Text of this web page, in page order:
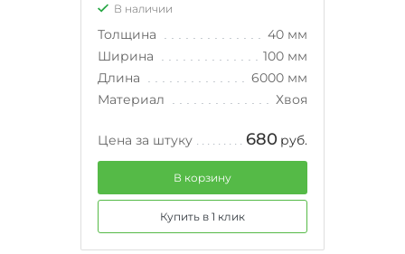
В наличии
Толщина
40 мм
Ширина
100 мм
Длина
6000 мм
Материал
Хвоя
Цена за штуку 680 руб.
В корзину
Купить в 1 клик